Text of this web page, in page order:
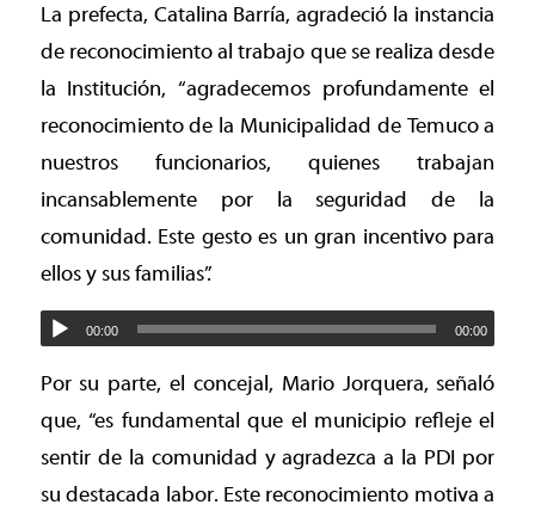
La prefecta, Catalina Barría, agradeció la instancia
de reconocimiento al trabajo que se realiza desde
la Institución, “agradecemos profundamente el
reconocimiento de la Municipalidad de Temuco a
nuestros funcionarios, quienes trabajan
incansablemente por la seguridad de la
comunidad. Este gesto es un gran incentivo para
ellos y sus familias”.
00:00 00:00
Por su parte, el concejal, Mario Jorquera, señaló
que, “es fundamental que el municipio refleje el
sentir de la comunidad y agradezca a la PDI por
su destacada labor. Este reconocimiento motiva a